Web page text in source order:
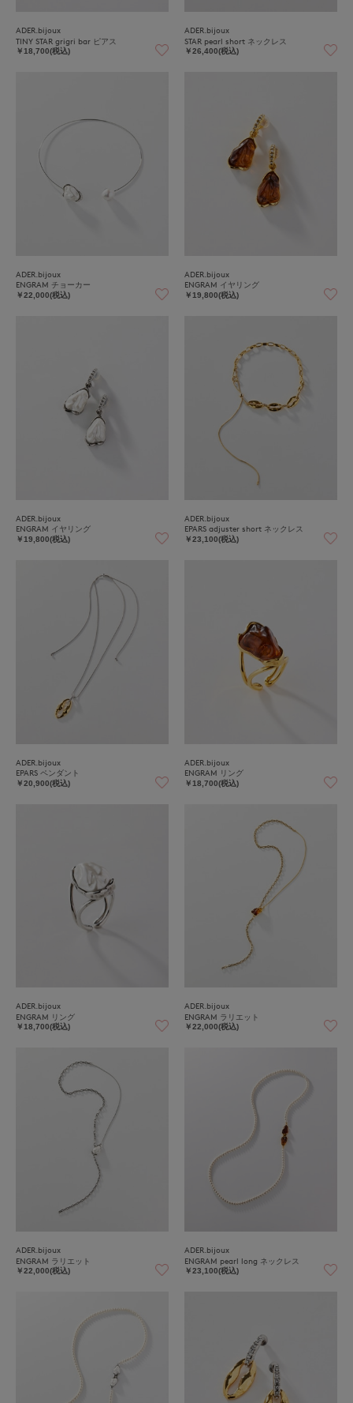
ADER.bijoux
TINY STAR grigri bar ピアス
￥18,700(税込)
ADER.bijoux
STAR pearl short ネックレス
￥26,400(税込)
ADER.bijoux
ENGRAM チョーカー
￥22,000(税込)
ADER.bijoux
ENGRAM イヤリング
￥19,800(税込)
ADER.bijoux
ENGRAM イヤリング
￥19,800(税込)
ADER.bijoux
EPARS adjuster short ネックレス
￥23,100(税込)
ADER.bijoux
EPARS ペンダント
￥20,900(税込)
ADER.bijoux
ENGRAM リング
￥18,700(税込)
ADER.bijoux
ENGRAM リング
￥18,700(税込)
ADER.bijoux
ENGRAM ラリエット
￥22,000(税込)
ADER.bijoux
ENGRAM ラリエット
￥22,000(税込)
ADER.bijoux
ENGRAM pearl long ネックレス
￥23,100(税込)